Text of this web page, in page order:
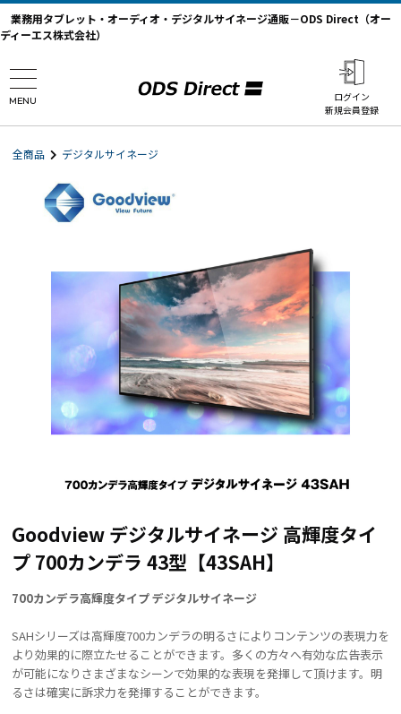
業務用タブレット・オーディオ・デジタルサイネージ通販－ODS Direct（オー
ディーエス株式会社）
MENU
ログイン
新規会員登録
全商品 デジタルサイネージ
Goodview デジタルサイネージ 高輝度タイ
プ 700カンデラ 43型【43SAH】
700カンデラ高輝度タイプ デジタルサイネージ
SAHシリーズは高輝度700カンデラの明るさによりコンテンツの表現力を
より効果的に際立たせることができます。多くの方々へ有効な広告表示
が可能になりさまざまなシーンで効果的な表現を発揮して頂けます。明
るさは確実に訴求力を発揮することができます。